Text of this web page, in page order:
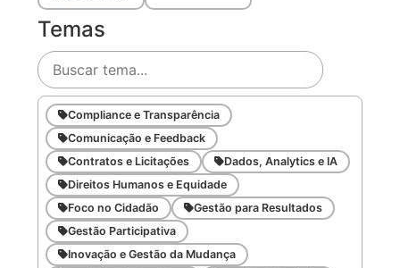
Temas
Compliance e Transparência
Comunicação e Feedback
Contratos e Licitações
Dados, Analytics e IA
Direitos Humanos e Equidade
Foco no Cidadão
Gestão para Resultados
Gestão Participativa
Inovação e Gestão da Mudança